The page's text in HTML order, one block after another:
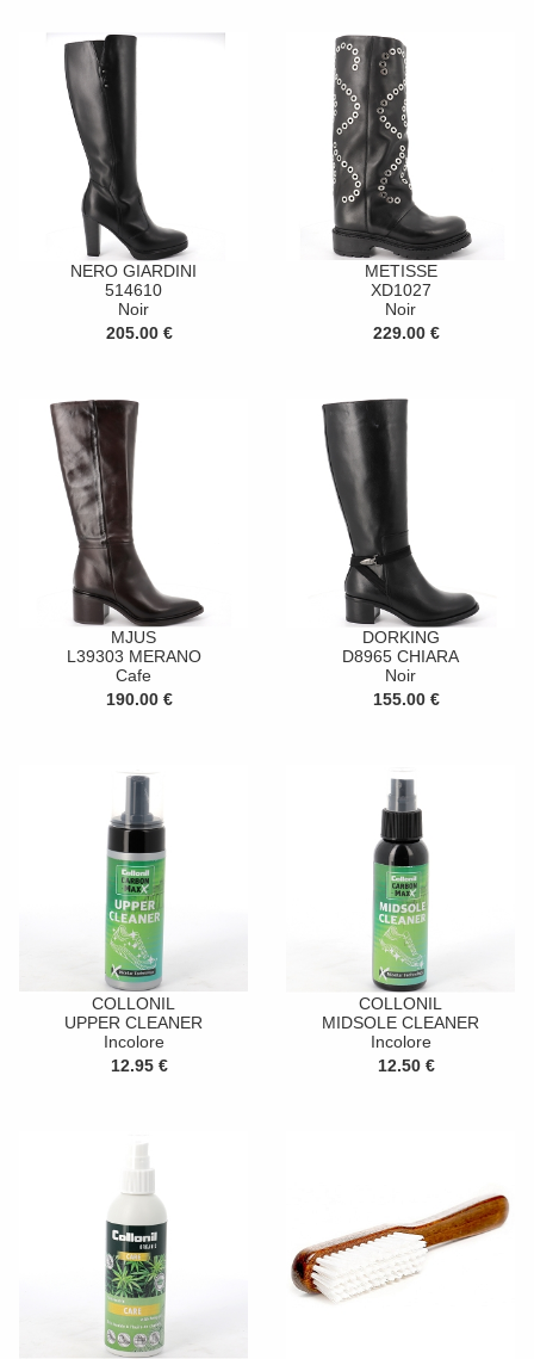
NERO GIARDINI
514610
Noir
205.00 €
METISSE
XD1027
Noir
229.00 €
MJUS
L39303 MERANO
Cafe
190.00 €
DORKING
D8965 CHIARA
Noir
155.00 €
COLLONIL
UPPER CLEANER
Incolore
12.95 €
COLLONIL
MIDSOLE CLEANER
Incolore
12.50 €